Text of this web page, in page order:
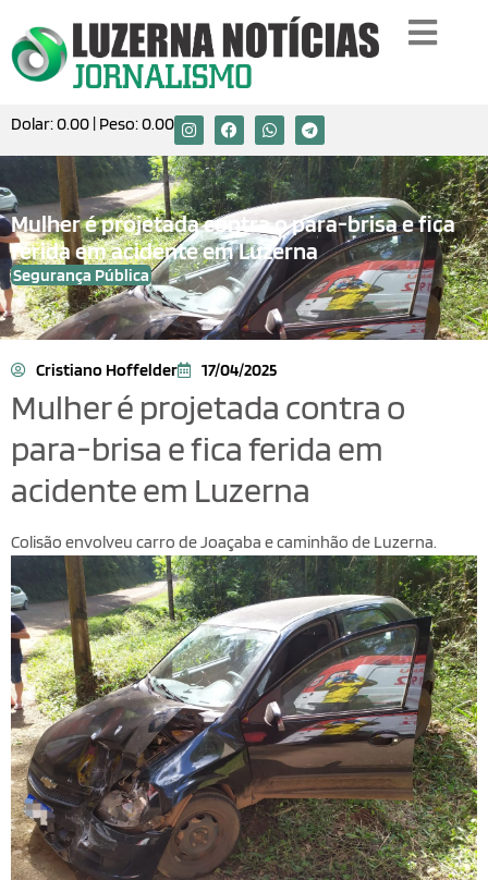
Dolar:0.00 | Peso:0.00
Mulher é projetada contra o para-brisa e fica
ferida em acidente em Luzerna
Segurança Pública
Cristiano Hoffelder 17/04/2025
Mulher é projetada contra o
para-brisa e fica ferida em
acidente em Luzerna
Colisão envolveu carro de Joaçaba e caminhão de Luzerna.